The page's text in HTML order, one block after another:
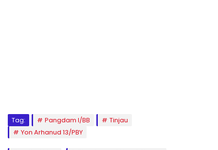
Tag: Pangdam I/BB
Tinjau
Yon Arhanud 13/PBY